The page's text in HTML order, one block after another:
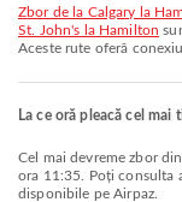
zbor de la Calgary la
St. John's la Hamilton
Aceste rute oferă
La ce oră pleacă cel
Cel mai devreme zbor din Halifax către Hamilton cu Porter Airlines pleacă la
ora 11:35. Poți consulta
disponibile pe Airpaz.